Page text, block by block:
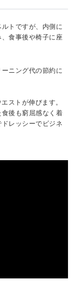
トですが、内側に
食事後や椅子に座
ニング代の節約に
ストが伸びます。
後も窮屈感なく着
レッシーでビジネ